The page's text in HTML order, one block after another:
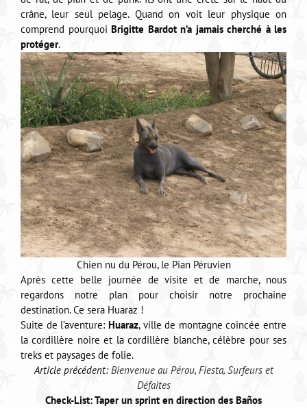
crâne, leur seul pelage. Quand on voit leur physique on
comprend pourquoi Brigitte Bardot n’a jamais cherché à les
protéger.
Chien nu du Pérou, le Pian Péruvien
Après cette belle journée de visite et de marche, nous
regardons notre plan pour choisir notre prochaine
destination. Ce sera Huaraz !
Suite de l’aventure: Huaraz, ville de montagne coincée entre
la cordillère noire et la cordillère blanche, célèbre pour ses
treks et paysages de folie.
Article précédent:Bienvenue au Pérou, Fiesta, Surfeurs et
Défaites
Check-List: Taper un sprint en direction des Baños